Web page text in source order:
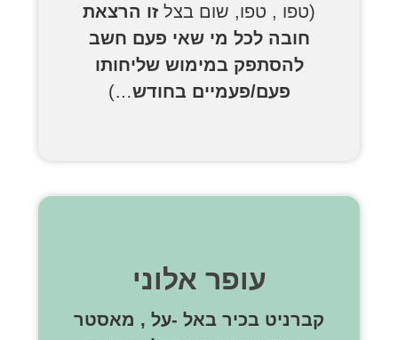
(טפו , טפו, שום בצל זו הרצאת
חובה לכל מי שאי פעם חשב
להסתפק במימוש שליחותו
פעם/פעמיים בחודש…)
עופר אלוני
קברניט בכיר באל -על , מאסטר